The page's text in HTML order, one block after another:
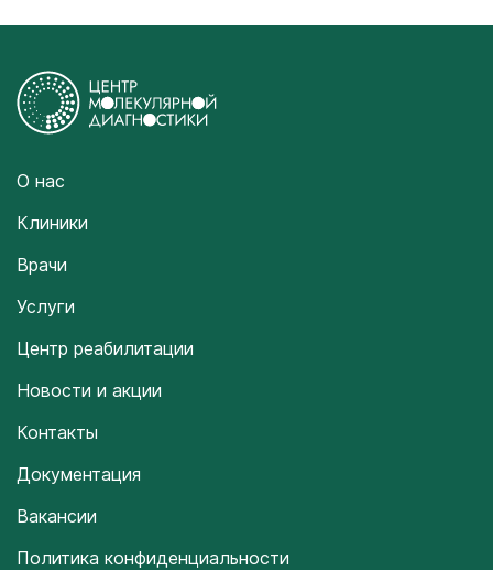
О нас
Клиники
Врачи
Услуги
Центр реабилитации
Новости и акции
Контакты
Документация
Вакансии
Политика конфиденциальности